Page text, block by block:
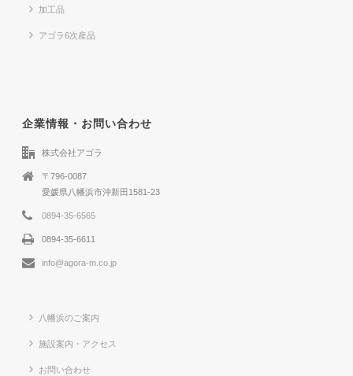
加工品
アゴラ6次産品
企業情報・お問い合わせ
株式会社アゴラ
〒796-0087
愛媛県八幡浜市沖新田1581-23
0894-35-6565
0894-35-6611
info@agora-m.co.jp
八幡浜のご案内
施設案内・アクセス
お問い合わせ